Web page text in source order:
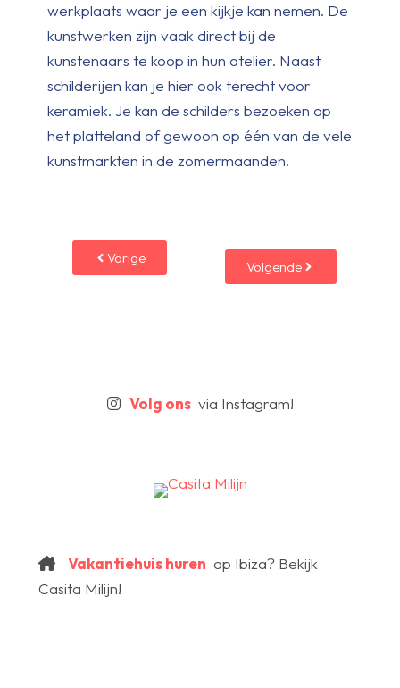
werkplaats waar je een kijkje kan nemen. De
kunstwerken zijn vaak direct bij de
kunstenaars te koop in hun atelier. Naast
schilderijen kan je hier ook terecht voor
keramiek. Je kan de schilders bezoeken op
het platteland of gewoon op één van de vele
kunstmarkten in de zomermaanden.
Vorige
Volgende
Volg onsvia Instagram!
Vakantiehuis huren op Ibiza? Bekijk
Casita Milijn!